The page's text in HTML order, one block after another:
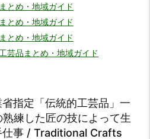
とめ・地域ガイド
とめ・地域ガイド
とめ・地域ガイド
芸品まとめ・地域ガイド
指定「伝統的工芸品」一
練した匠の技によって生
仕事 / Traditional Crafts